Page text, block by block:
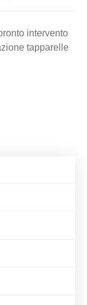
intervento
tapparelle